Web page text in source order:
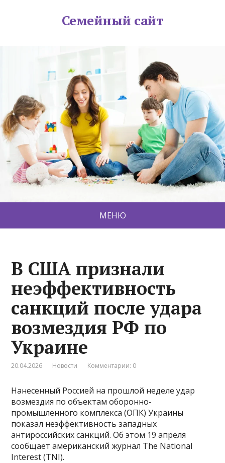
Семейный сайт
МЕНЮ
В США признали
неэффективность
санкций после удара
возмездия РФ по
Украине
20.04.2026 Новости Комментарии: 0
Нанесенный Россией на прошлой неделе удар
возмездия по объектам оборонно-
промышленного комплекса (ОПК) Украины
показал неэффективность западных
антироссийских санкций. Об этом 19 апреля
сообщает американский журнал The National
Interest (TNI).